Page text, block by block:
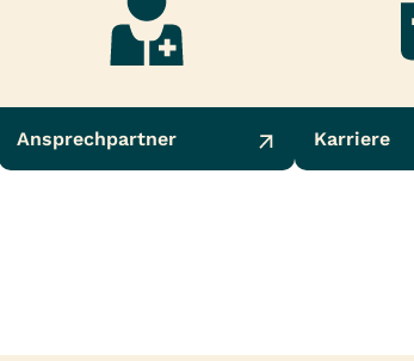
Ansprechpartner Karriere